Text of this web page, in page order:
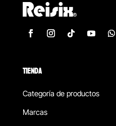
TIENDA
Categoría de productos
Marcas